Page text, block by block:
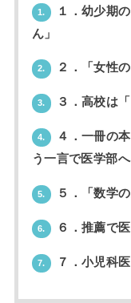
1.
１．幼少期
ん」
2. ２．「女性
3. ３．高校は
4.
４．一冊の
う一言で医学部へ
5. ５．「数学
6. ６．推薦で
7. ７．小児科